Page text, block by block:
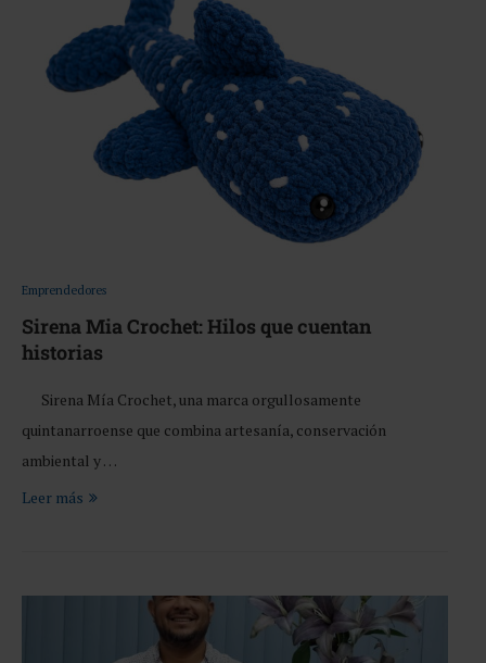
Emprendedores
Sirena Mia Crochet: Hilos que cuentan
historias
Sirena Mía Crochet, una marca orgullosamente
quintanarroense que combina artesanía, conservación
ambiental y …
Leer más